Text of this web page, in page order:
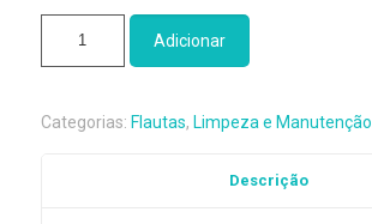
Limpeza
Adicionar
Categorias: Flautas, Limpeza e Manutenção
Descrição